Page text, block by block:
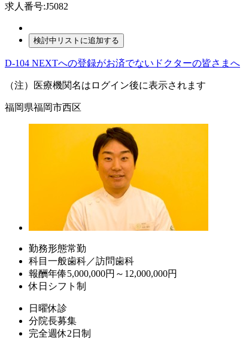
求人番号:J5082
D-104 NEXTへの登録がお済でないドクターの皆さまへ
（注）医療機関名はログイン後に表示されます
福岡県福岡市西区
勤務形態常勤
科目 一般歯科／訪問歯科
報酬年俸5,000,000円～12,000,000円
休日 シフト制
日曜休診
分院長募集
完全週休2日制